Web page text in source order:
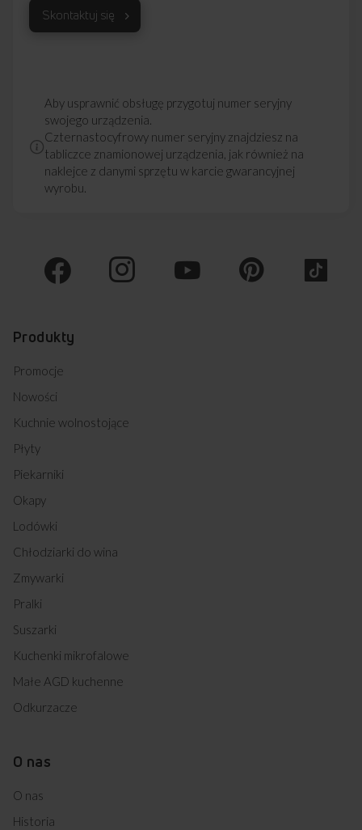
Skontaktuj się
Aby usprawnić obsługę przygotuj numer seryjny
swojego urządzenia.
Czternastocyfrowy numer seryjny znajdziesz na
tabliczce znamionowej urządzenia, jak również na
naklejce z danymi sprzętu w karcie gwarancyjnej
wyrobu.
Produkty
Promocje
Nowości
Kuchnie wolnostojące
Płyty
Piekarniki
Okapy
Lodówki
Chłodziarki do wina
Zmywarki
Pralki
Suszarki
Kuchenki mikrofalowe
Małe AGD kuchenne
Odkurzacze
O nas
O nas
Historia